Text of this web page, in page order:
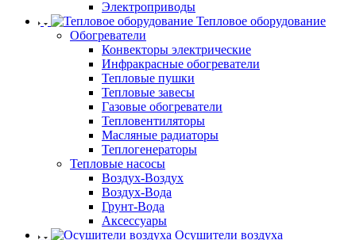
Электроприводы
Тепловое оборудование
Обогреватели
Конвекторы электрические
Инфракрасные обогреватели
Тепловые пушки
Тепловые завесы
Газовые обогреватели
Тепловентиляторы
Масляные радиаторы
Теплогенераторы
Тепловые насосы
Воздух-Воздух
Воздух-Вода
Грунт-Вода
Аксессуары
Осушители воздуха